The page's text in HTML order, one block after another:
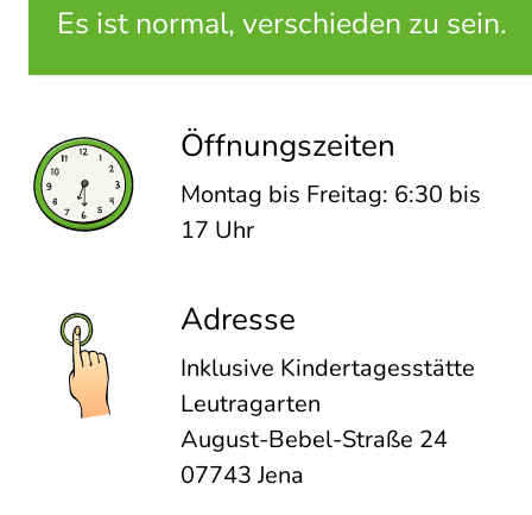
Es ist normal, verschieden zu sein.
Öffnungszeiten
Montag bis Freitag: 6:30 bis
17 Uhr
Adresse
Inklusive Kindertagesstätte
Leutragarten
August-Bebel-Straße 24
07743 Jena